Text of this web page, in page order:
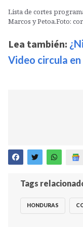
Lista de cortes
Marcos y Petoa.Foto:
Lea también:
Video circula
Tags
HONDURAS